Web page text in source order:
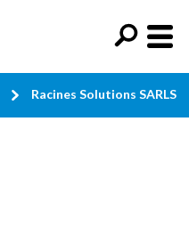
Racines Solutions SARLS